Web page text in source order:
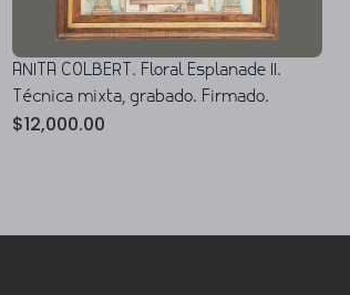
ANITA COLBERT. Floral Esplanade II.
Técnica mixta, grabado. Firmado.
$12,000.00